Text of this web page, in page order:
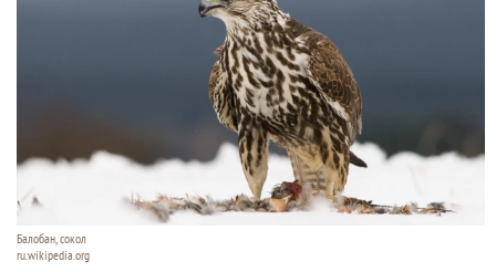
Балобан, сокол
ru.wikipedia.org